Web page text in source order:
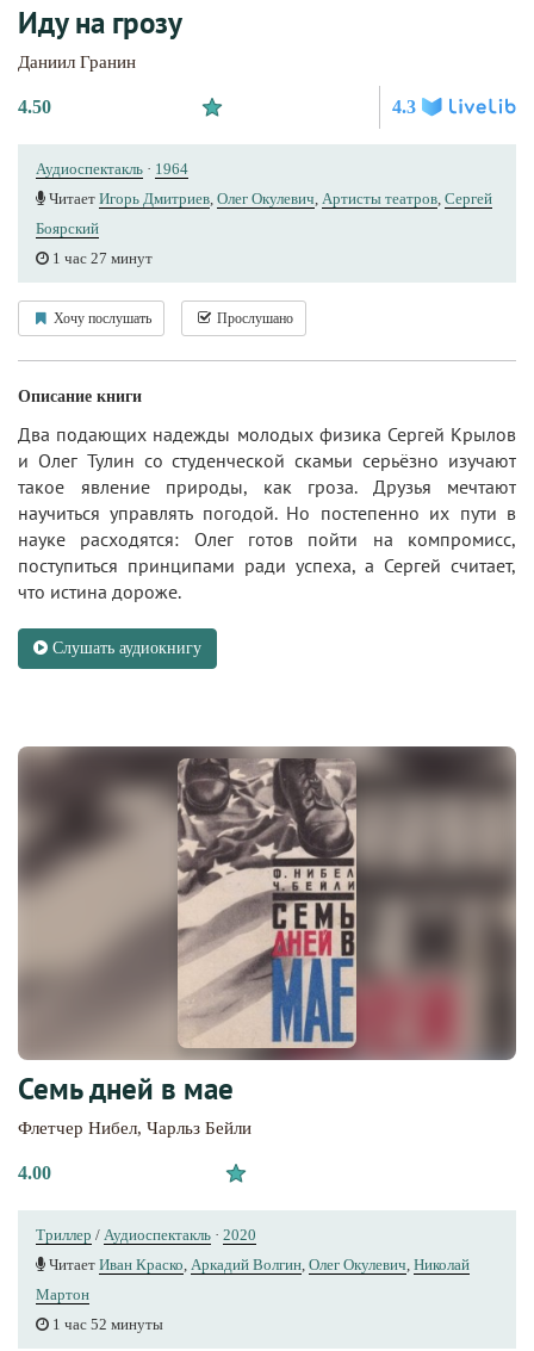
Иду на грозу
Даниил Гранин
4.50 4.3
Аудиоспектакль · 1964
Читает Игорь Дмитриев Олег Окулевич Артисты теaтров Сергей
Боярский
1 час 27 минут
Хочу послушать Прослушано
Описание книги
Два подающих надежды молодых физика Сергей Крылов
и Олег Тулин со студенческой скамьи серьёзно изучают
такое явление природы, как гроза. Друзья мечтают
научиться управлять погодой. Но постепенно их пути в
науке расходятся: Олег готов пойти на компромисс,
поступиться принципами ради успеха, а Сергей считает,
что истина дороже.
Слушать аудиокнигу
Семь дней в мае
Флетчер Нибел, Чарльз Бейли
4.00
Триллер / Аудиоспектакль · 2020
Читает Иван Краско Аркадий Волгин Олег Окулевич Николай
Мартон
1 час 52 минуты